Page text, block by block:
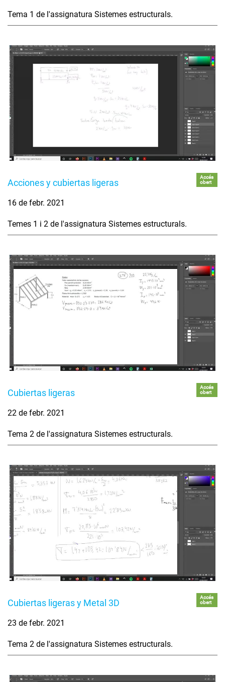
Tema 1 de l'assignatura Sistemes estructurals.
Acciones y cubiertas ligeras
Accés
obert
16 de febr. 2021
Temes 1 i 2 de l'assignatura Sistemes estructurals.
Cubiertas ligeras
Accés
obert
22 de febr. 2021
Tema 2 de l'assignatura Sistemes estructurals.
Cubiertas ligeras y Metal 3D
Accés
obert
23 de febr. 2021
Tema 2 de l'assignatura Sistemes estructurals.